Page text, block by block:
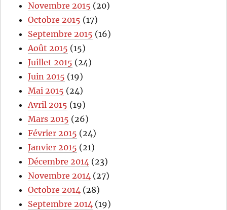
Novembre 2015 (20)
Octobre 2015 (17)
Septembre 2015 (16)
Août 2015 (15)
Juillet 2015 (24)
Juin 2015 (19)
Mai 2015 (24)
Avril 2015 (19)
Mars 2015 (26)
Février 2015 (24)
Janvier 2015 (21)
Décembre 2014 (23)
Novembre 2014 (27)
Octobre 2014 (28)
Septembre 2014 (19)